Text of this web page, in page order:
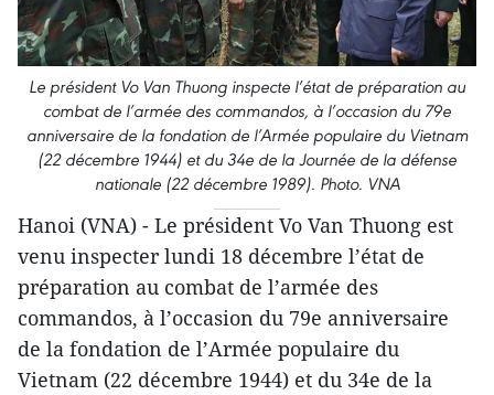
Le président Vo Van Thuong inspecte l’état de préparation au
combat de l’armée des commandos, à l’occasion du 79e
anniversaire de la fondation de l’Armée populaire du Vietnam
(22 décembre 1944) et du 34e de la Journée de la défense
nationale (22 décembre 1989). Photo. VNA
Hanoi (VNA) - Le président Vo Van Thuong est
venu inspecter lundi 18 décembre l’état de
préparation au combat de l’armée des
commandos, à l’occasion du 79e anniversaire
de la fondation de l’Armée populaire du
Vietnam (22 décembre 1944) et du 34e de la